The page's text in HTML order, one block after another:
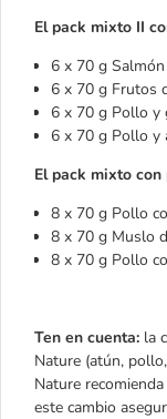
El pack mixto II
6 x 70 g
6 x 70 g Frutos
6 x 70 g Pollo y
6 x 70 g Pollo y
El pack mixto
8 x 70 g Pollo
8 x 70 g Muslo
8 x 70 g Pollo
Ten en cuenta: la
Nature (atún,
Nature
este cambio